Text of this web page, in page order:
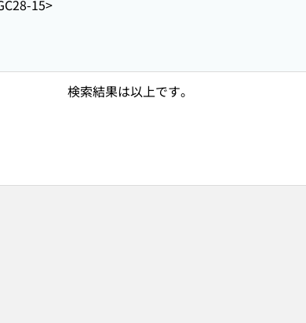
15>
検索結果は以上です。